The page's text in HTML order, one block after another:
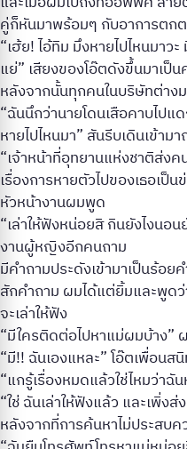
คู่ก็หันมาพร้อมๆ กับอาการตก
“เฮ้ย! ไอ้ทิม มึงหายไปไหนมา
แย่” เสียงของโอ๊ตดังขึ้นมาเป็
หลังจากนั้นทุกคนในบริษัทต่าง
“ฉันนึกว่านายโดนเสือคาบไป
หายไปไหนมา” สันรีบเดินเข้ามา
“เจ้าหน้าที่อุทยานแห่งชาติส่ง
เรื่องการหายตัวไปของเธอเป็
หัวหน้างานผมพูด
“เล่าให้ฟังหน่อยสิ กินยังไงนอ
งานผู้หญิงอีกคนถาม
มีคำถามประดังเข้ามาเป็นร้อ
สักคำถาม ผมได้แต่ยิ้มและพูดว่
จะเล่าให้ฟัง
“มีใครติดต่อไปหาแม่ผมบ้าง”
“มี!! ฉันเองแหละ” โอ๊ตเพื่อน
“แกรู้เรื่องหมดแล้วใช่ไหมว่าฉั
“ใช่ ฉันเล่าให้ฟังแล้ว และเพิ่ง
หลังจากที่การค้นหาไม่ประสบค